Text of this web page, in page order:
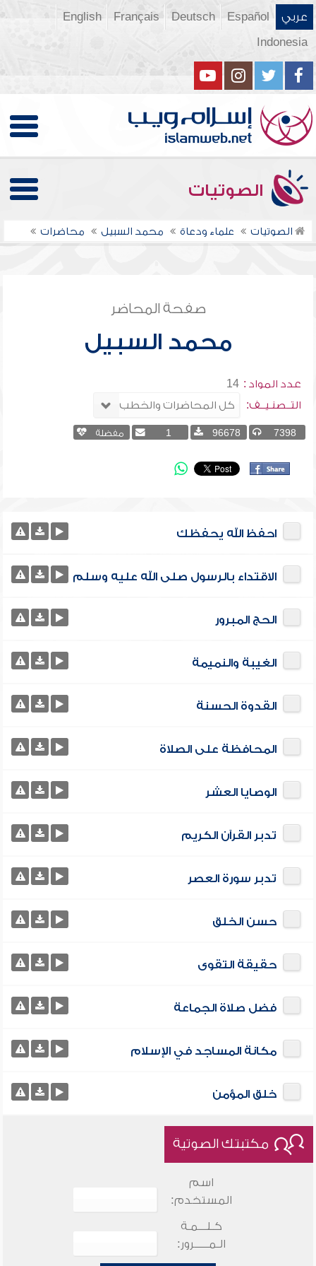
عربي Español
Deutsch
Français
English
Indonesia
الصوتيات
الصوتيات علماء ودعاة محمد السبيل محاضرات
صفحة المحاضر
محمد السبيل
عدد المواد : 14
التــصنـيــف:
7398
96678
1 مفضلة
احفظ الله يحفظك
الاقتداء بالرسول صلى الله عليه وسلم
الحج المبرور
الغيبة والنميمة
القدوة الحسنة
المحافظة على الصلاة
الوصايا العشر
تدبر القرآن الكريم
تدبر سورة العصر
حسن الخلق
حقيقة التقوى
فضل صلاة الجماعة
مكانة المساجد في الإسلام
خلق المؤمن
مكتبتك الصوتية
اسم
المستخدم:
كـلـــمـة
الـمـــــرور: